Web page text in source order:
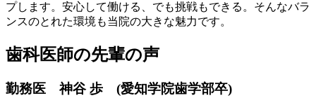
プします。安心して働ける、でも挑戦もできる。そんなバラ
ンスのとれた環境も当院の大きな魅力です。
歯科医師の先輩の声
勤務医 神谷 歩 (愛知学院歯学部卒)